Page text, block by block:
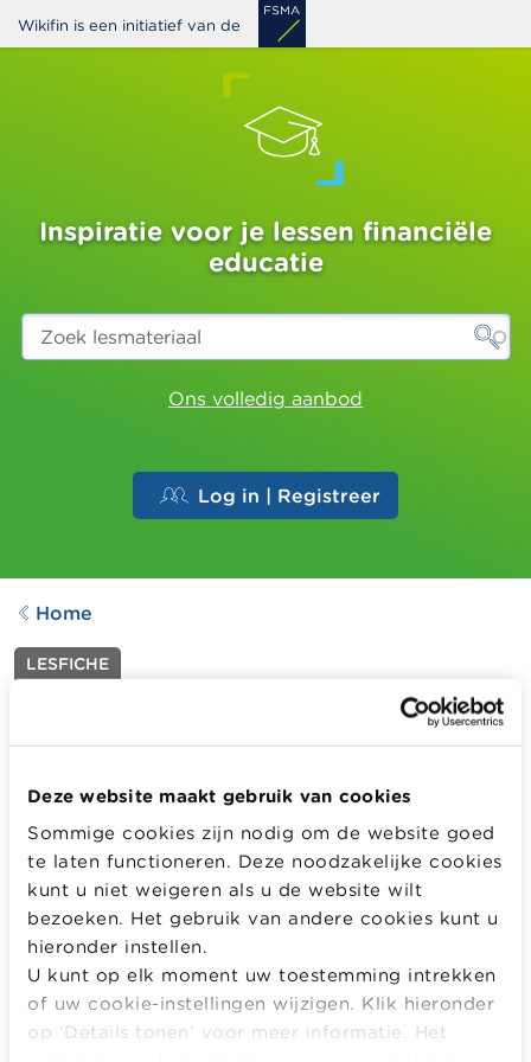
Deze website maakt gebruik van cookies
Sommige cookies zijn nodig om de website goed
te laten functioneren. Deze noodzakelijke cookies
kunt u niet weigeren als u de website wilt
bezoeken. Het gebruik van andere cookies kunt u
hieronder instellen.
U kunt op elk moment uw toestemming intrekken
of uw cookie-instellingen wijzigen. Klik hieronder
op ‘Details tonen’ voor meer informatie. Het
Overslaan
en
Wikifin is een initiatief van de
Inspiratie voor je lessen financiële
educatie
Zoek
lesmateriaal
Ons volledig aanbod
Log in | Registreer
Home
LESFICHE
Veilig betalen met een
gepast betaalmiddel
1434 downloads
Aan de hand van een video leren de leerlingen enkele
courante betaalmogelijkheden kennen. Ze krijgen
enkele kenmerken alsook courante fraudetechnieken
voorgeschoteld.
Meer informatie